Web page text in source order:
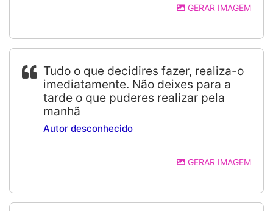
GERAR IMAGEM
Tudo o que decidires fazer, realiza-o
imediatamente. Não deixes para a
tarde o que puderes realizar pela
manhã
Autor desconhecido
GERAR IMAGEM